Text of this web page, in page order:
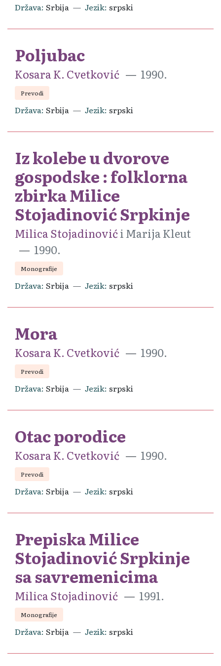
Država Srbija Jezik srpski
Poljubac
Kosara K. Cvetković 1990.
Prevodi
Država Srbija Jezik srpski
Iz kolebe u dvorove
gospodske : folklorna
zbirka Milice
Stojadinović Srpkinje
Milica Stojadinovići Marija Kleut
1990.
Monografije
Država Srbija Jezik srpski
Mora
Kosara K. Cvetković 1990.
Prevodi
Država Srbija Jezik srpski
Otac porodice
Kosara K. Cvetković 1990.
Prevodi
Država Srbija Jezik srpski
Prepiska Milice
Stojadinović Srpkinje
sa savremenicima
Milica Stojadinović 1991.
Monografije
Država Srbija Jezik srpski